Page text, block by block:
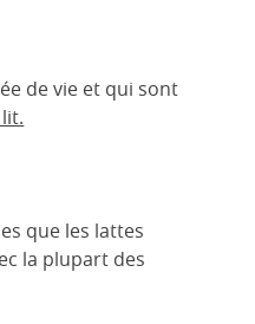
de vie et qui sont
que les lattes
la plupart des